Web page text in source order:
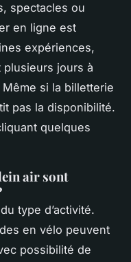
spectacles ou
en ligne est
expériences,
jours à
si la billetterie
pas la disponibilité.
quelques
air sont
type d’activité.
en vélo peuvent
possibilité de